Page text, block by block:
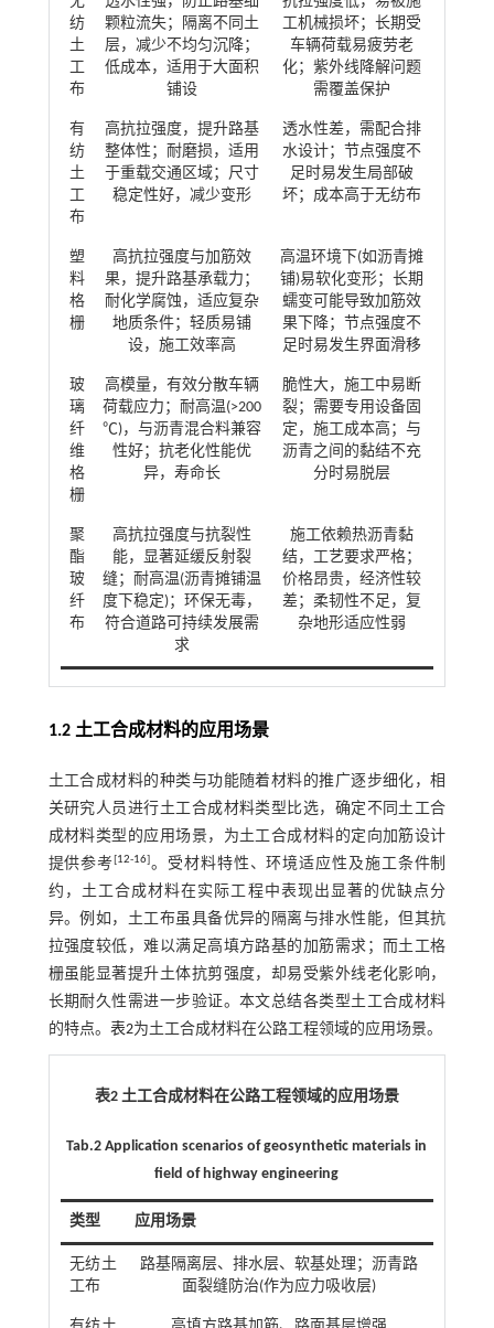
纺
土
工
布
颗粒流失；隔离不同土
层，减少不均匀沉降；
低成本，适用于大面积
铺设
工机械损坏；长期受
车辆荷载易疲劳老
化；紫外线降解问题
需覆盖保护
有
纺
土
工
布
高抗拉强度，提升路基
整体性；耐磨损，适用
于重载交通区域；尺寸
稳定性好，减少变形
透水性差，需配合排
水设计；节点强度不
足时易发生局部破
坏；成本高于无纺布
塑
料
格
栅
高抗拉强度与加筋效
果，提升路基承载力；
耐化学腐蚀，适应复杂
地质条件；轻质易铺
设，施工效率高
高温环境下(如沥青摊
铺)易软化变形；长期
蠕变可能导致加筋效
果下降；节点强度不
足时易发生界面滑移
玻
璃
纤
维
格
栅
高模量，有效分散车辆
荷载应力；耐高温(>200
℃)，与沥青混合料兼容
性好；抗老化性能优
异，寿命长
脆性大，施工中易断
裂；需要专用设备固
定，施工成本高；与
沥青之间的黏结不充
分时易脱层
聚
酯
玻
纤
布
高抗拉强度与抗裂性
能，显著延缓反射裂
缝；耐高温(沥青摊铺温
度下稳定)；环保无毒，
符合道路可持续发展需
求
施工依赖热沥青黏
结，工艺要求严格；
价格昂贵，经济性较
差；柔韧性不足，复
杂地形适应性弱
1.2 土工合成材料的应用场景
土工合成材料的种类与功能随着材料的推广逐步细化，相
关研究人员进行土工合成材料类型比选，确定不同土工合
成材料类型的应用场景，为土工合成材料的定向加筋设计
提供参考[12-16]。受材料特性、环境适应性及施工条件制
约，土工合成材料在实际工程中表现出显著的优缺点分
异。例如，土工布虽具备优异的隔离与排水性能，但其抗
拉强度较低，难以满足高填方路基的加筋需求；而土工格
栅虽能显著提升土体抗剪强度，却易受紫外线老化影响，
长期耐久性需进一步验证。本文总结各类型土工合成材料
的特点。 表2为土工合成材料在公路工程领域的应用场景。
表2 土工合成材料在公路工程领域的应用场景
Tab.2 Application scenarios of geosynthetic materials in
field of highway engineering
类型 应用场景
无纺土
工布
路基隔离层、排水层、软基处理；沥青路
面裂缝防治(作为应力吸收层)